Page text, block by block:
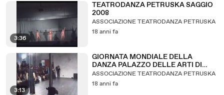
3:36
TEATRODANZA PETRUSKA SAGGIO
2008
ASSOCIAZIONE TEATRODANZA PETRUSKA
18 anni fa
3:13
GIORNATA MONDIALE DELLA
DANZA PALAZZO DELLE ARTI DI
NAPOLI
ASSOCIAZIONE TEATRODANZA PETRUSKA
18 anni fa